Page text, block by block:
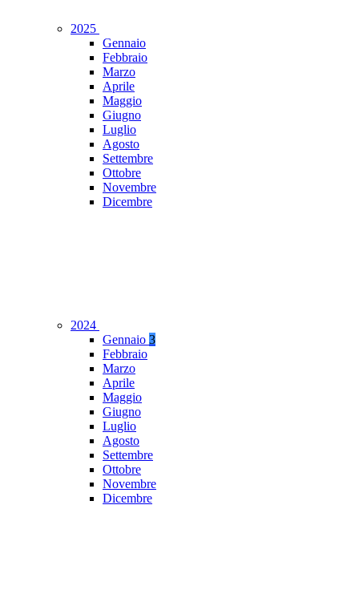
2025
Gennaio
Febbraio
Marzo
Aprile
Maggio
Giugno
Luglio
Agosto
Settembre
Ottobre
Novembre
Dicembre
2024
Gennaio 3
Febbraio
Marzo
Aprile
Maggio
Giugno
Luglio
Agosto
Settembre
Ottobre
Novembre
Dicembre